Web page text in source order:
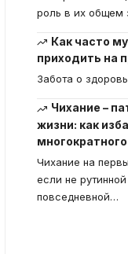
роль в их общем
Как часто
приходить на
Забота о
Чихание –
жизни: как
Чихание на
если не
повседневной…